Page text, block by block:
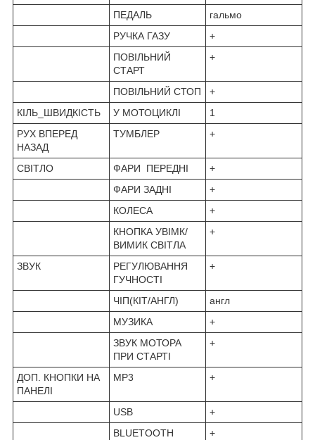
ПЕДАЛЬ
гальмо
РУЧКА ГАЗУ
+
ПОВІЛЬНИЙ
СТАРТ
+
ПОВІЛЬНИЙ СТОП
+
КІЛЬ_ШВИДКІСТЬ
У МОТОЦИКЛІ
1
РУХ ВПЕРЕД
НАЗАД
ТУМБЛЕР +
СВІТЛО ФАРИ ПЕРЕДНІ
+
ФАРИ ЗАДНІ
+
КОЛЕСА
+
КНОПКА УВІМК/
ВИМИК СВІТЛА
+
ЗВУК
РЕГУЛЮВАННЯ
ГУЧНОСТІ
+
ЧІП(КІТ/АНГЛ)
англ
МУЗИКА
+
ЗВУК МОТОРА
ПРИ СТАРТІ
+
ДОП. КНОПКИ НА
ПАНЕЛІ
MP3 +
USB
+
BLUETOOTH
+